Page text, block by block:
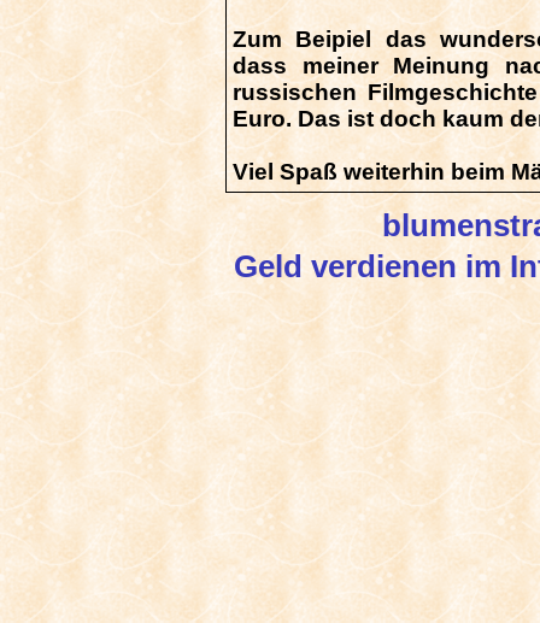
Zum Beipiel das
dass meiner Meinung
russischen
Euro. Das ist doch kaum
Viel Spaß weiterhin beim
Geld verdienen im